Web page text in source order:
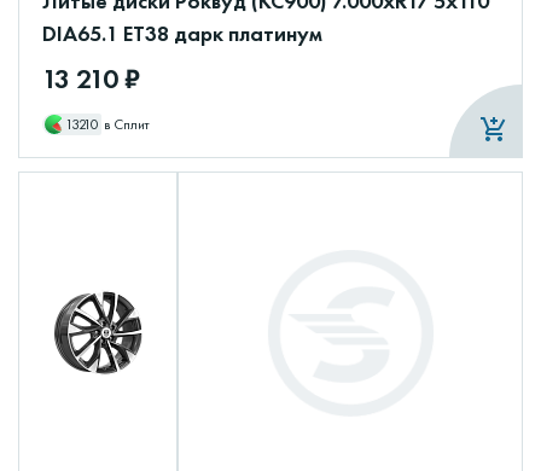
DIA65.1 ET38 дарк платинум
13 210 ₽
13210 в Сплит